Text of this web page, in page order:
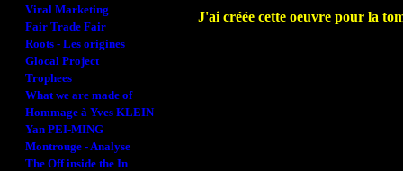
Viral Marketing
Fair Trade Fair
Roots - Les origines
Glocal Project
Trophees
What we are made of
Hommage à Yves KLEIN
Yan PEI-MING
Montrouge - Analyse
The Off inside the In
J'ai créée cette oeuvre pour la